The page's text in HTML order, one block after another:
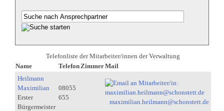
Telefonliste der Mitarbeiter/innen der Verwaltung
Name
Telefon ZimmerMail
Heilmann
Maximilian
Erster
Bürgermeister
08055
655
maximilian.heilmann@schonstett.de